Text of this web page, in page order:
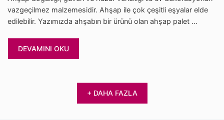
vazgeçilmez malzemesidir. Ahşap ile çok çeşitli eşyalar elde
edilebilir. Yazımızda ahşabın bir ürünü olan ahşap palet …
DEVAMINI OKU
+ DAHA FAZLA